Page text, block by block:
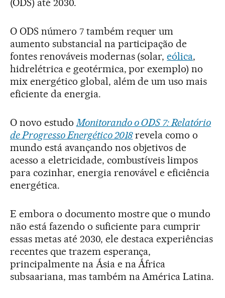
(ODS) até 2030.
O ODS número 7 também requer um
aumento substancial na participação de
fontes renováveis modernas (solar,eólica,
hidrelétrica e geotérmica, por exemplo) no
mix energético global, além de um uso mais
eficiente da energia.
O novo estudoMonitorando o ODS 7: Relatório
de Progresso Energético 2018revela como o
mundo está avançando nos objetivos de
acesso a eletricidade, combustíveis limpos
para cozinhar, energia renovável e eficiência
energética.
E embora o documento mostre que o mundo
não está fazendo o suficiente para cumprir
essas metas até 2030, ele destaca experiências
recentes que trazem esperança,
principalmente na Ásia e na África
subsaariana, mas também na América Latina.